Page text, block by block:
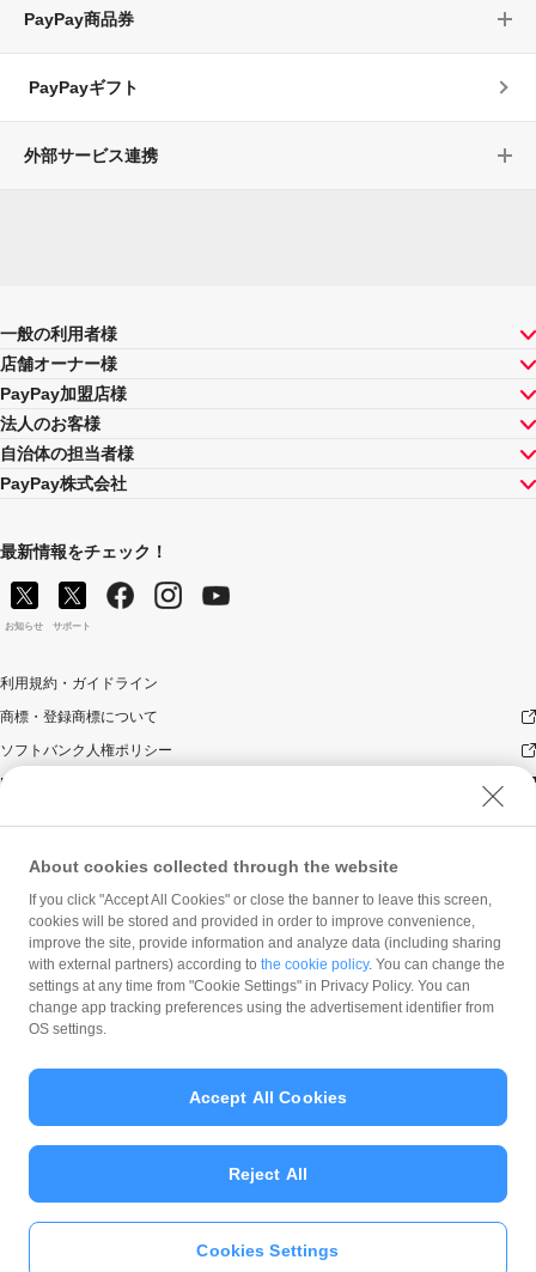
PayPayアプリをダウンロ
PayPay商品券
PayPayギフト
外部サービス連携
一般の利用者様
店舗オーナー様
PayPay加盟店様
法人のお客様
自治体の担当者様
PayPay株式会社
最新情報をチェック！
お知らせ サポート
利用規約・ガイドライン
商標・登録商標について
ソフトバンク人権ポリシー
PayPay Code of Ethics & Business Conduct
ウェブサイト利用規約
反社会的勢力に対する方針
勧誘方針
マネロン等基本方針
© PayPay Corporation
About cookies collected through the website
If you click "Accept All Cookies" or close the banner to leave this screen,
cookies will be stored and provided in order to improve convenience,
improve the site, provide information and analyze data (including sharing
with external partners) according to the cookie policy. You can change the
settings at any time from "Cookie Settings" in Privacy Policy. You can
change app tracking preferences using the advertisement identifier from
OS settings.
Cookies Settings
Reject All
Accept All Cookies